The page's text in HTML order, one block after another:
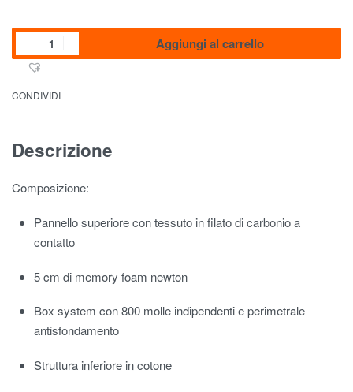
Aggiungi al carrello
CONDIVIDI
Descrizione
Composizione:
Pannello superiore con tessuto in filato di carbonio a
contatto
5 cm di memory foam newton
Box system con 800 molle indipendenti e perimetrale
antisfondamento
Struttura inferiore in cotone